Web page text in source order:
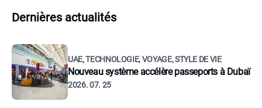
Dernières actualités
UAE, TECHNOLOGIE, VOYAGE, STYLE DE VIE
Nouveau système accélère passeports à Dubaï
2026. 07. 25